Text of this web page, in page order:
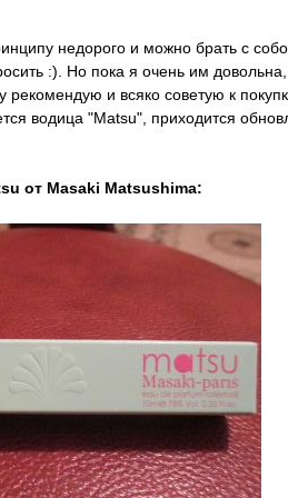
недорого и можно брать с
:). Но пока я очень им довольна,
и всяко советую к
водица "Matsu", приходится
от Masaki Matsushima: